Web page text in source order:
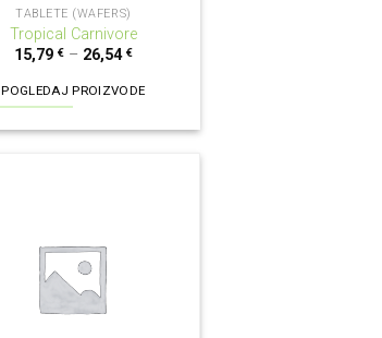
TABLETE (WAFERS)
Tropical Carnivore
15,79 €– 26,54 €
POGLEDAJ PROIZVODE